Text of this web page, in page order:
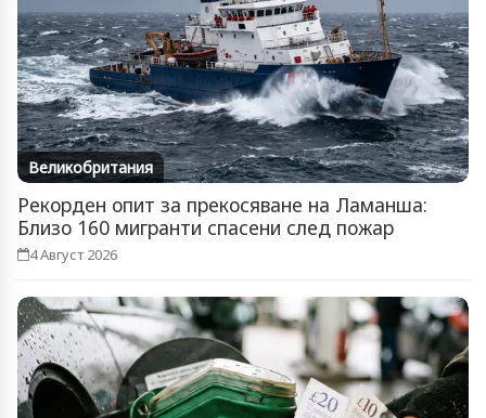
Великобритания
Рекорден опит за прекосяване на Ламанша:
Близо 160 мигранти спасени след пожар
4 Август 2026